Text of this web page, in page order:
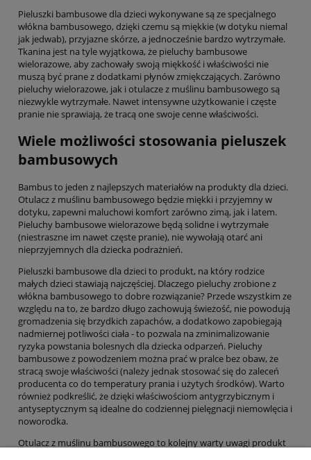
Pieluszki bambusowe dla dzieci wykonywane są ze specjalnego
włókna bambusowego, dzięki czemu są miękkie (w dotyku niemal
jak jedwab), przyjazne skórze, a jednocześnie bardzo wytrzymałe.
Tkanina jest na tyle wyjątkowa, że pieluchy bambusowe
wielorazowe, aby zachowały swoją miękkość i właściwości nie
muszą być prane z dodatkami płynów zmiękczających. Zarówno
pieluchy wielorazowe, jak i otulacze z muślinu bambusowego są
niezwykle wytrzymałe. Nawet intensywne użytkowanie i częste
pranie nie sprawiają, że tracą one swoje cenne właściwości.
Wiele możliwości stosowania pieluszek
bambusowych
Bambus to jeden z najlepszych materiałów na produkty dla dzieci.
Otulacz z muślinu bambusowego będzie miękki i przyjemny w
dotyku, zapewni maluchowi komfort zarówno zimą, jak i latem.
Pieluchy bambusowe wielorazowe będą solidne i wytrzymałe
(niestraszne im nawet częste pranie), nie wywołają otarć ani
nieprzyjemnych dla dziecka podrażnień.
Pieluszki bambusowe dla dzieci to produkt, na który rodzice
małych dzieci stawiają najczęściej. Dlaczego pieluchy zrobione z
włókna bambusowego to dobre rozwiązanie? Przede wszystkim ze
względu na to, że bardzo długo zachowują świeżość, nie powodują
gromadzenia się brzydkich zapachów, a dodatkowo zapobiegają
nadmiernej potliwości ciała - to pozwala na zminimalizowanie
ryzyka powstania bolesnych dla dziecka odparzeń. Pieluchy
bambusowe z powodzeniem można prać w pralce bez obaw, że
stracą swoje właściwości (należy jednak stosować się do zaleceń
producenta co do temperatury prania i użytych środków). Warto
również podkreślić, że dzięki właściwościom antygrzybicznym i
antyseptycznym są idealne do codziennej pielęgnacji niemowlęcia i
noworodka.
Otulacz z muślinu bambusowego to kolejny warty uwagi produkt